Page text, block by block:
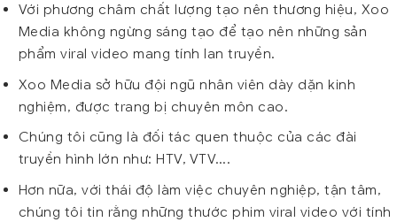
Với phương châm chất lượng tạo nên thương hiệu, Xoo
Media không ngừng sáng tạo để tạo nên những sản
phẩm viral video mang tính lan truyền.
Xoo Media sở hữu đội ngũ nhân viên dày dặn kinh
nghiệm, được trang bị chuyên môn cao.
Chúng tôi cũng là đối tác quen thuộc của các đài
truyền hình lớn như: HTV, VTV….
Hơn nữa, với thái độ làm việc chuyên nghiệp, tận tâm,
chúng tôi tin rằng những thước phim viral video với tính